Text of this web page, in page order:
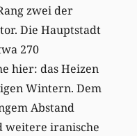
zwei der
Die Hauptstadt
270
hier: das Heizen
Wintern. Dem
Abstand
weitere iranische